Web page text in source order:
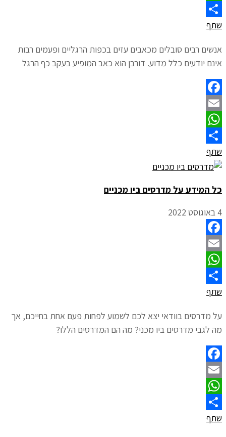
WhatsApp
שתף
אנשים רבים סובלים מכאבים עזים בכפות הרגליים ופעמים רבות
אינם יודעים כלל מדוע. דורבן הוא כאב המופיע בעקב כף הרגל
Facebook
Email
WhatsApp
שתף
כל המידע על מדרסים ביו מכניים
4 באוגוסט 2022
Facebook
Email
WhatsApp
שתף
על מדרסים בוודאי יצא לכם לשמוע לפחות פעם אחת בחייכם, אך
מה לגבי מדרסים ביו מכני? מה הם המדרסים הללו?
Facebook
Email
WhatsApp
שתף